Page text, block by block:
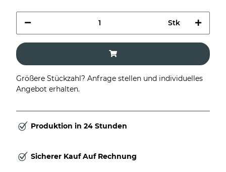
Stk
Größere Stückzahl? Anfrage stellen und individuelles
Angebot erhalten.
Produktion in 24 Stunden
Sicherer Kauf Auf Rechnung